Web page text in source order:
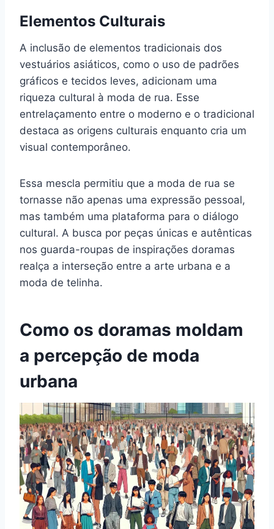
Elementos Culturais
A inclusão de elementos tradicionais dos
vestuários asiáticos, como o uso de padrões
gráficos e tecidos leves, adicionam uma
riqueza cultural à moda de rua. Esse
entrelaçamento entre o moderno e o tradicional
destaca as origens culturais enquanto cria um
visual contemporâneo.
Essa mescla permitiu que a moda de rua se
tornasse não apenas uma expressão pessoal,
mas também uma plataforma para o diálogo
cultural. A busca por peças únicas e autênticas
nos guarda-roupas de inspirações doramas
realça a interseção entre a arte urbana e a
moda de telinha.
Como os doramas moldam
a percepção de moda
urbana